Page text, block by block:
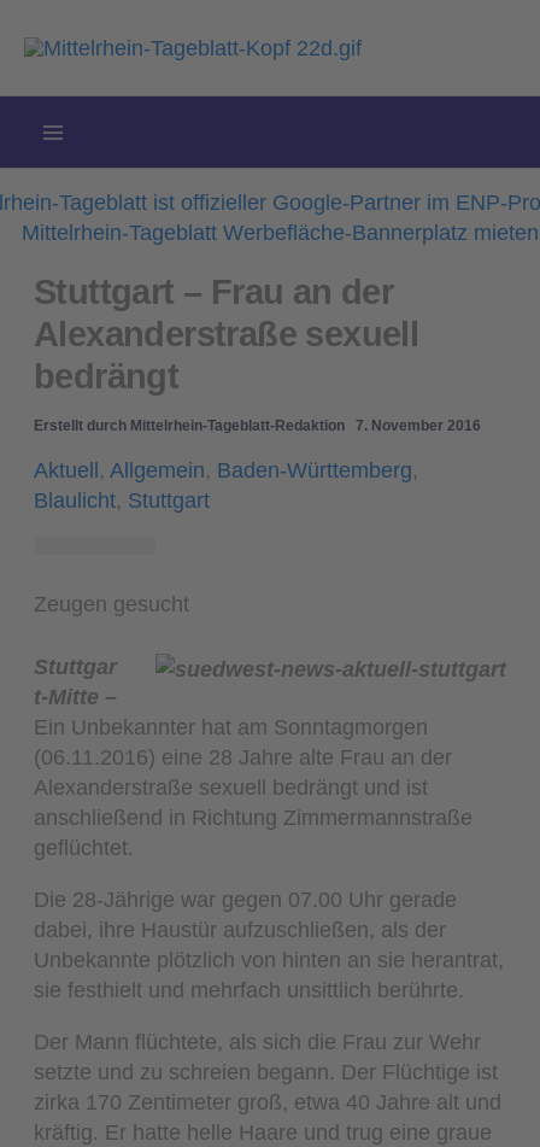
Inhalt
Stuttgart – Frau an der
Alexanderstraße sexuell
bedrängt
Erstellt durch Mittelrhein-Tageblatt-Redaktion 7. November 2016
Aktuell,Allgemein, Baden-Württemberg,
Blaulicht, Stuttgart
Zeugen gesucht
Stuttgar
t-Mitte –
Ein Unbekannter hat am Sonntagmorgen
(06.11.2016) eine 28 Jahre alte Frau an der
Alexanderstraße sexuell bedrängt und ist
anschließend in Richtung Zimmermannstraße
geflüchtet.
Die 28-Jährige war gegen 07.00 Uhr gerade
dabei, ihre Haustür aufzuschließen, als der
Unbekannte plötzlich von hinten an sie herantrat,
sie festhielt und mehrfach unsittlich berührte.
Der Mann flüchtete, als sich die Frau zur Wehr
setzte und zu schreien begann. Der Flüchtige ist
zirka 170 Zentimeter groß, etwa 40 Jahre alt und
kräftig. Er hatte helle Haare und trug eine graue